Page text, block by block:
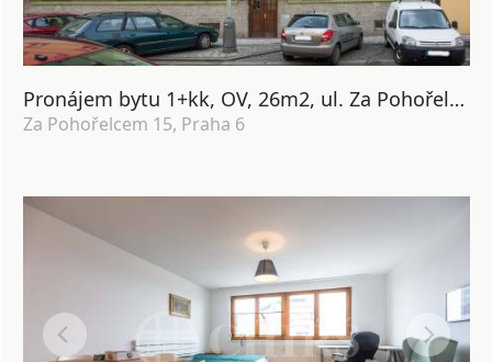
Pronájem bytu 1+kk, OV, 26m2, ul. Za Pohořelcem 672/15, Praha 6 - Střešovice
Za Pohořelcem 15, Praha 6